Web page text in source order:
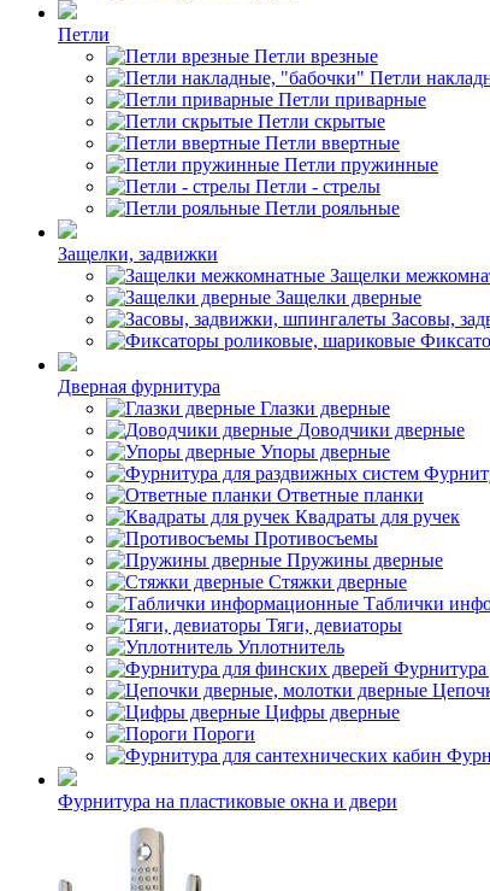
Петли
Петли врезные
Петли
Петли приварные
Петли скрытые
Петли ввертные
Петли пружинные
Петли - стрелы
Петли рояльные
Защелки, задвижки
Защелки
Защелки дверные
Засовы,
Дверная фурнитура
Глазки дверные
Доводчики дверные
Упоры дверные
Ответные планки
Квадраты для ручек
Противосъемы
Пружины дверные
Стяжки дверные
Таблички
Тяги, девиаторы
Уплотнитель
Фурнитура
Цифры дверные
Пороги
Фурнитура на пластиковые окна и двери